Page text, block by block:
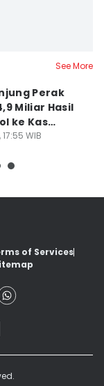
See More
Perak
Miliar Hasil
ke Kas
WIB
of Services